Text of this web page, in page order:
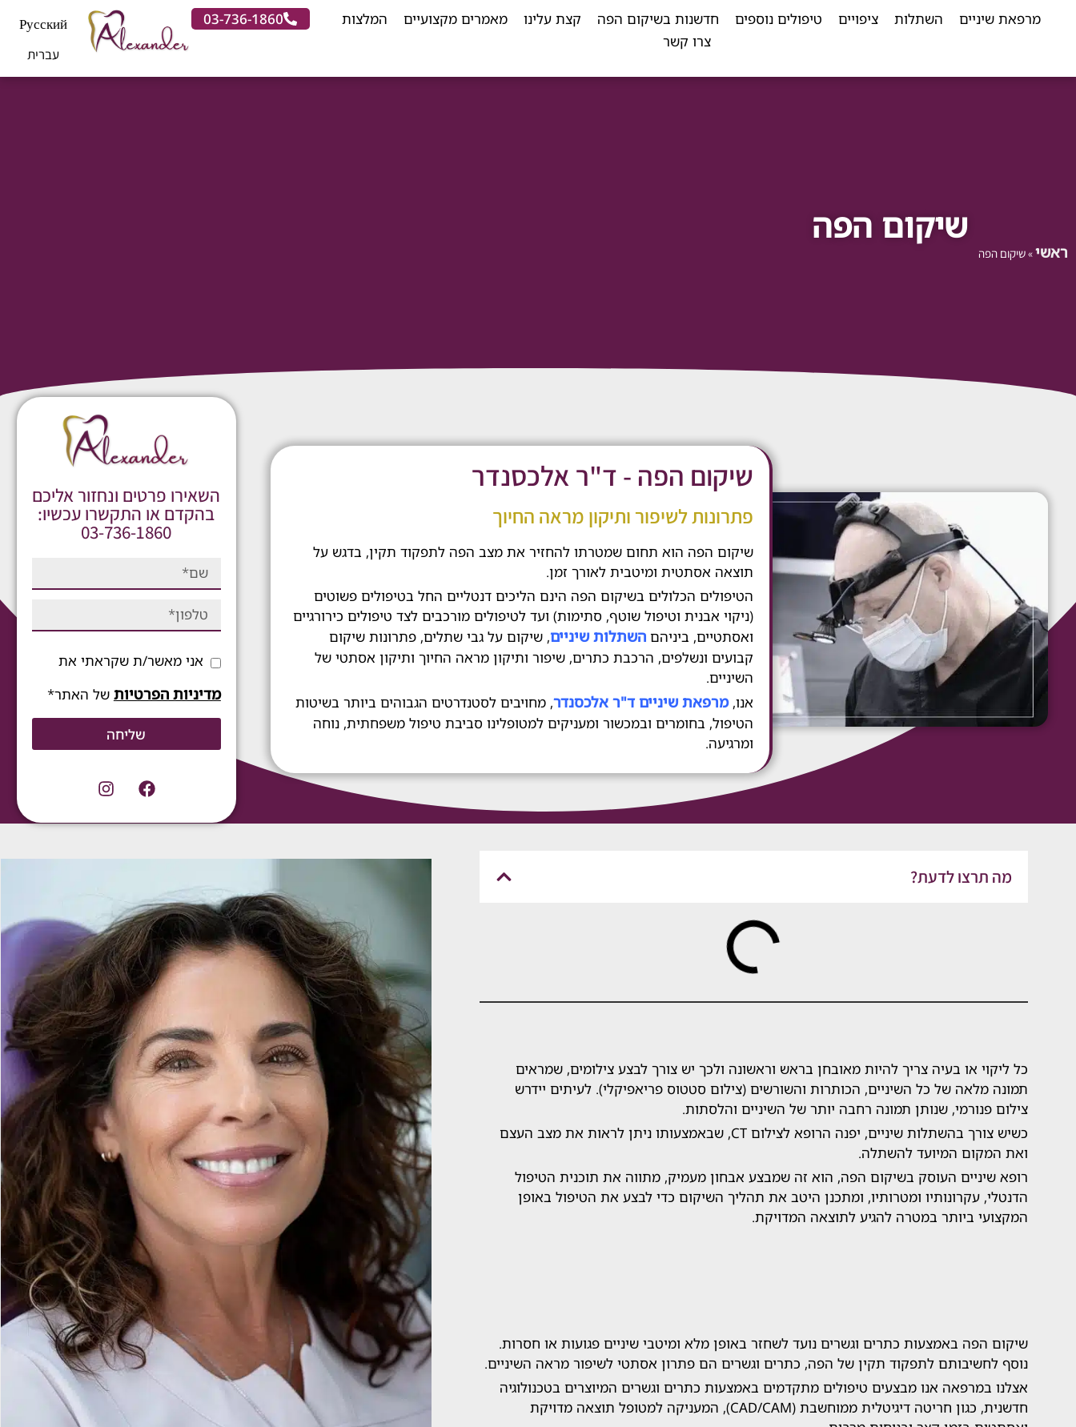
מרפאת שיניים השתלות ציפויים טיפולים נוספים חדשנות בשיקום הפה קצת עלינו מאמרים מקצועיים
המלצות
צרו קשר
03-736-1860
Русский
עברית
שיקום הפה
ראשי»שיקום הפה
שיקום הפה - ד"ר אלכסנדר
פתרונות לשיפור ותיקון מראה החיוך
שיקום הפה הוא תחום שמטרתו להחזיר את מצב הפה לתפקוד תקין, בדגש על
תוצאה אסתטית ומיטבית לאורך זמן.
הטיפולים הכלולים בשיקום הפה הינם הליכים דנטליים החל בטיפולים פשוטים
(ניקוי אבנית וטיפול שוטף, סתימות) ועד לטיפולים מורכבים לצד טיפולים כירורגיים
ואסתטיים, ביניהם השתלות שיניים, שיקום על גבי שתלים, פתרונות שיקום
קבועים ונשלפים, הרכבת כתרים, שיפור ותיקון מראה החיוך ותיקון אסתטי של
השיניים.
אנו,מרפאת שיניים ד"ר אלכסנדר, מחויבים לסטנדרטים הגבוהים ביותר בשיטות
הטיפול, בחומרים ובמכשור ומעניקים למטופלינו סביבת טיפול משפחתית, נוחה
ומרגיעה.
השאירו פרטים ונחזור אליכם
בהקדם או התקשרו עכשיו:
03-736-1860
אני מאשר/ת שקראתי את
מדיניות הפרטיות של האתר*
שליחה
מה תרצו לדעת?
כל ליקוי או בעיה צריך להיות מאובחן בראש וראשונה ולכך יש צורך לבצע צילומים, שמראים
תמונה מלאה של כל השיניים, הכותרות והשורשים (צילום סטטוס פריאפיקלי). לעיתים יידרש
צילום פנורמי, שנותן תמונה רחבה יותר של השיניים והלסתות.
כשיש צורך בהשתלות שיניים, יפנה הרופא לצילום CT, שבאמצעותו ניתן לראות את מצב העצם
ואת המקום המיועד להשתלה.
רופא שיניים העוסק בשיקום הפה, הוא זה שמבצע אבחון מעמיק, מתווה את תוכנית הטיפול
הדנטלי, עקרונותיו ומטרותיו, ומתכנן היטב את תהליך השיקום כדי לבצע את הטיפול באופן
המקצועי ביותר במטרה להגיע לתוצאה המדויקת.
שיקום הפה באמצעות כתרים וגשרים נועד לשחזר באופן מלא ומיטבי שיניים פגועות או חסרות.
נוסף לחשיבותם לתפקוד תקין של הפה, כתרים וגשרים הם פתרון אסתטי לשיפור מראה השיניים.
אצלנו במרפאה אנו מבצעים טיפולים מתקדמים באמצעות כתרים וגשרים המיוצרים בטכנולוגיה
חדשנית, כגון חריטה דיגיטלית ממוחשבת (CAD/CAM), המעניקה למטופל תוצאה מדויקת